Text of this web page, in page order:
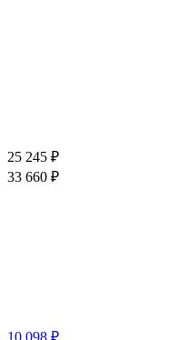
25 245 ₽
33 660 ₽
10 098 ₽